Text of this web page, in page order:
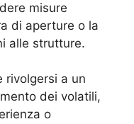
misure
di aperture o la
alle strutture.
rivolgersi a un
dei volatili,
o